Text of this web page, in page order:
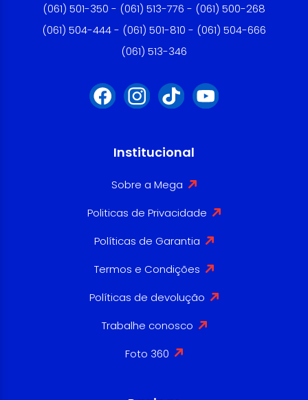
(061) 501-350 - (061) 513-776 - (061) 500-268
(061) 504-444 - (061) 501-810 - (061) 504-666
(061) 513-346
Institucional
Sobre a Mega
Politicas de Privacidade
Políticas de Garantia
Termos e Condições
Políticas de devolução
Trabalhe conosco
Foto 360